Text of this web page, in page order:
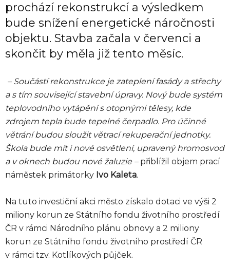
prochází rekonstrukcí a výsledkem
bude snížení energetické náročnosti
objektu. Stavba začala v červenci a
skončit by měla již tento měsíc.
– Součástí rekonstrukce je zateplení fasády a střechy
a s tím související stavební úpravy. Nový bude systém
teplovodního vytápění s otopnými tělesy, kde
zdrojem tepla bude tepelné čerpadlo. Pro účinné
větrání budou sloužit větrací rekuperační jednotky.
Škola bude mít i nové osvětlení, upravený hromosvod
a v oknech budou nové žaluzie –přiblížil objem prací
náměstek primátorky Ivo Kaleta.
Na tuto investiční akci město získalo dotaci ve výši 2
miliony korun ze Státního fondu životního prostředí
ČR v rámci Národního plánu obnovy a 2 miliony
korun ze Státního fondu životního prostředí ČR
v rámci tzv. Kotlíkových půjček.